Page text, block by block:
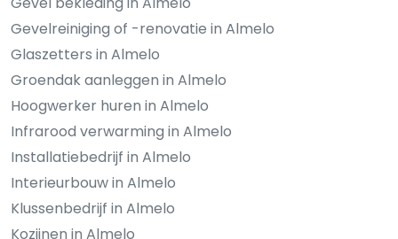
Gevelreiniging of -renovatie in Almelo
Glaszetters in Almelo
Groendak aanleggen in Almelo
Hoogwerker huren in Almelo
Infrarood verwarming in Almelo
Installatiebedrijf in Almelo
Interieurbouw in Almelo
Klussenbedrijf in Almelo
Kozijnen in Almelo